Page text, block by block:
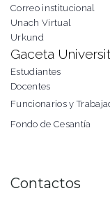
Correo institucional
Unach Virtual
Urkund
Gaceta
Estudiantes
Docentes
Funcionarios y
Fondo de Cesantía
Contactos